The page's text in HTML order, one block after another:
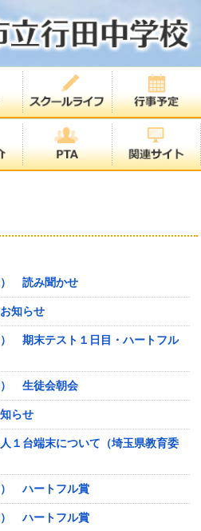
） 読み聞かせ
知らせ
） 期末テスト１日目・ハートフル
） 生徒会朝会
らせ
１台端末について（埼玉県教育委
） ハートフル賞
） ハートフル賞